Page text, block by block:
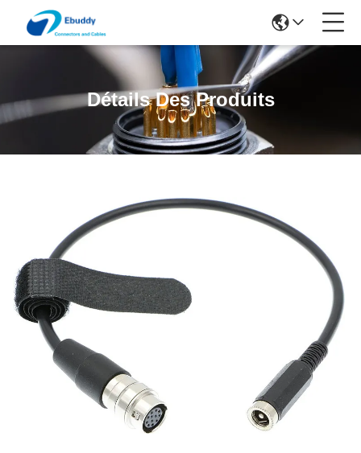
Détails Des Produits